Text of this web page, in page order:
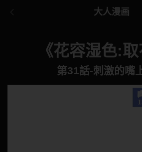
大人漫画
《花容湿色:取
第31話-刺激的嘴